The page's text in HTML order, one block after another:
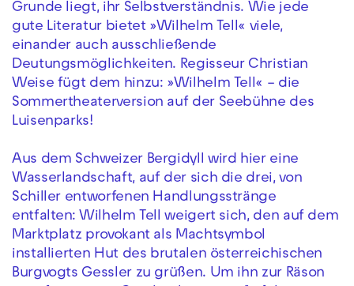
Grunde liegt, ihr Selbstverständnis. Wie jede
gute Literatur bietet »Wilhelm Tell« viele,
einander auch ausschließende
Deutungsmöglichkeiten. Regisseur Christian
Weise fügt dem hinzu: »Wilhelm Tell« – die
Sommertheaterversion auf der Seebühne des
Luisenparks!
Aus dem Schweizer Bergidyll wird hier eine
Wasserlandschaft, auf der sich die drei, von
Schiller entworfenen Handlungsstränge
entfalten: Wilhelm Tell weigert sich, den auf dem
Marktplatz provokant als Machtsymbol
installierten Hut des brutalen österreichischen
Burgvogts Gessler zu grüßen. Um ihn zur Räson